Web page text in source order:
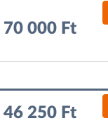
70 000 Ft
46 250 Ft